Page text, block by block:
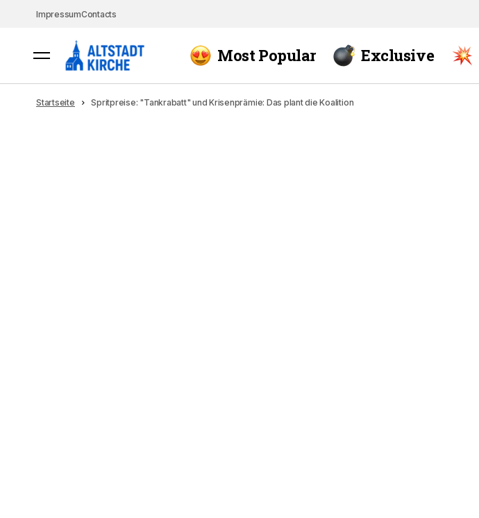
ImpressumContacts
Most Popular Exclusive
Startseite Spritpreise: "Tankrabatt" und Krisenprämie: Das plant die Koalition